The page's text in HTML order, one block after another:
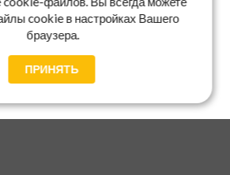
cookie в настройках Вашего
браузера.
ПРИНЯТЬ